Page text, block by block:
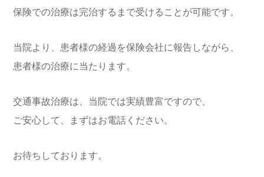
保険での治療は完治するまで受けることが可能です。
当院より、患者様の経過を保険会社に報告しながら、
患者様の治療に当たります。
交通事故治療は、当院では実績豊富ですので、
ご安心して、まずはお電話ください。
お待ちしております。